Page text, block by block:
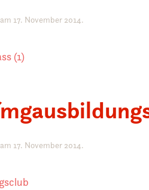
am 17. November 2014.
(1)
am 17. November 2014.